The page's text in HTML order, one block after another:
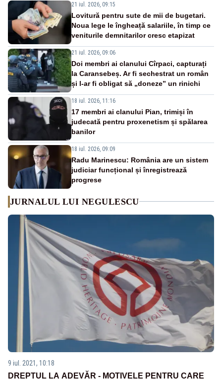
21 iul. 2026, 09:15
Lovitură pentru sute de mii de bugetari.
Noua lege le îngheață salariile, în timp ce
veniturile demnitarilor cresc etapizat
21 iul. 2026, 09:06
Doi membri ai clanului Cîrpaci, capturați
la Caransebeș. Ar fi sechestrat un român
și l-ar fi obligat să „doneze” un rinichi
18 iul. 2026, 11:16
17 membri ai clanului Pian, trimiși în
judecată pentru proxenetism și spălarea
banilor
18 iul. 2026, 09:09
Radu Marinescu: România are un sistem
judiciar funcțional și înregistrează
progrese
JURNALUL LUI NEGULESCU
9 iul. 2021, 10:18
DREPTUL LA ADEVĂR - MOTIVELE PENTRU CARE